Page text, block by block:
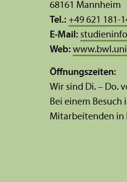
68161 Mannheim
Tel.: +49 621 181-
E-Mail:
Web:
Öffnungs­zeiten:
Wir sind Di. – Do.
Bei einem Besuch
Mitarbeitenden in